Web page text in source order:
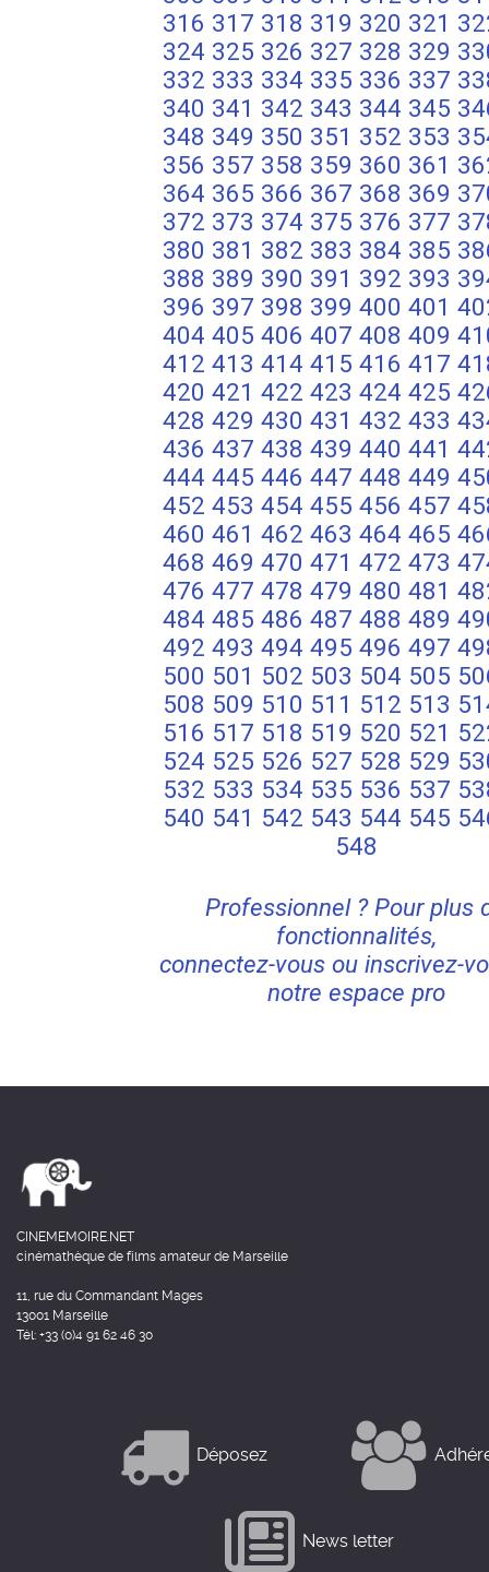
316 317 318 319 320 321
324 325 326 327 328 329
332 333 334 335 336 337
340 341 342 343 344 345
348 349 350 351 352 353
356 357 358 359 360 361
364 365 366 367 368 369
372 373 374 375 376 377
380 381 382 383 384 385
388 389 390 391 392 393
396 397 398 399 400 401
404 405 406 407 408 409
412 413 414 415 416 417
420 421 422 423 424 425
428 429 430 431 432 433
436 437 438 439 440 441
444 445 446 447 448 449
452 453 454 455 456 457
460 461 462 463 464 465
468 469 470 471 472 473
476 477 478 479 480 481
484 485 486 487 488 489
492 493 494 495 496 497
500 501 502 503 504 505
508 509 510 511 512 513
516 517 518 519 520 521
524 525 526 527 528 529
532 533 534 535 536 537
540 541 542 543 544 545
548
Professionnel ? Pour plus
fonctionnalités,
connectez-vous ou inscrivez-
notre espace pro
CINEMEMOIRE.NET
cinémathèque de films amateur de Marseille
11, rue du Commandant Mages
13001 Marseille
Tél: +33 (0)4 91 62 46 30
Déposez
News letter